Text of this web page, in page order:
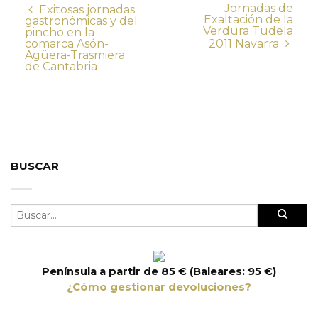
Exitosas jornadas
gastronómicas y del
pincho en la
comarca Asón-
Agüera-Trasmiera
de Cantabria
Jornadas de
Exaltación de la
Verdura Tudela
2011 Navarra
BUSCAR
Península a partir de 85 € (Baleares: 95 €)
¿Cómo gestionar devoluciones?